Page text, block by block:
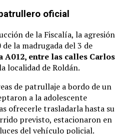
oficial
de la Fiscalía, la agresión
la madrugada del 3 de
A012, entre las calles Carlos
localidad de Roldán.
de patrullaje a bordo de un
a la adolescente
ofrecerle trasladarla hasta su
previsto, estacionaron en
del vehículo policial.